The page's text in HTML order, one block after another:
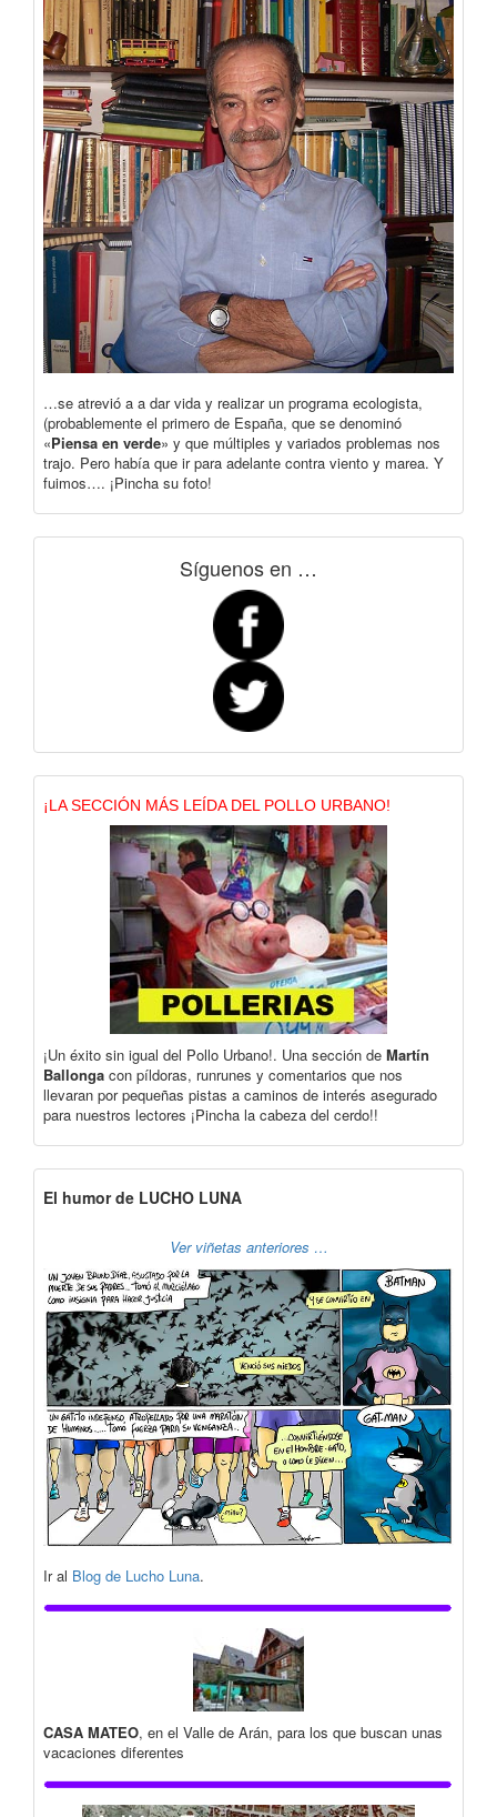
…se atrevió a a dar vida y realizar un programa ecologista,
(probablemente el primero de España, que se denominó
«Piensa en verde» y que múltiples y variados problemas nos
trajo. Pero había que ir para adelante contra viento y marea. Y
fuimos…. ¡Pincha su foto!
Síguenos en …
¡LA SECCIÓN MÁS LEÍDA DEL POLLO URBANO!
¡Un éxito sin igual del Pollo Urbano!. Una sección de Martín
Ballonga con píldoras, runrunes y comentarios que nos
llevaran por pequeñas pistas a caminos de interés asegurado
para nuestros lectores ¡Pincha la cabeza del cerdo!!
El humor de LUCHO LUNA
Ver viñetas anteriores …
Ir al Blog de Lucho Luna.
CASA MATEO, en el Valle de Arán, para los que buscan unas
vacaciones diferentes